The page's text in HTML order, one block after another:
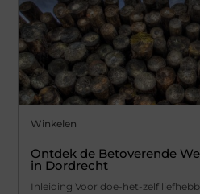
Winkelen
Ontdek de Betoverende
in Dordrecht
Inleiding Voor doe-het-zelf